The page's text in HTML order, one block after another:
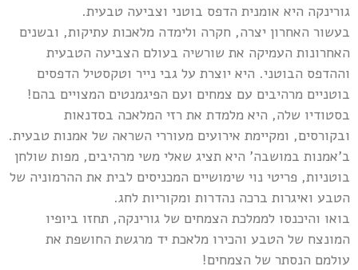
גורינקה היא אומנית הדפס בוטני וצביעה טבעית.
בעשור האחרון יצרה, חקרה ולימדה מלאכות עתיקות, ובשנים
האחרונות העמיקה את שורשיה בעולם הצביעה הטבעית
וההדפס הבוטני. היא יוצרת על גבי נייר וטקסטיל הדפסים
בוטניים מרהיבים עם צמחים ועם הפיגמנטים המצויים בהם!
בסטודיו שלה, היא מלמדת את רזי המלאכה בסדנאות
ובקורסים, ומקיימת אירועים מעוררי השראה של אמנות טבעית.
ב'אמנות במושבה' היא תציג שאלי משי מרהיבים, מפות שולחן
בוטניות, פריטי נוי שימושיים המכניסים לבית את ההרמוניה של
הטבע ואיגרות ברכה נהדרות ומקוריות לחג.
בואו והיכנסו לממלכת הצמחים של גורינקה, תחזו ביופיו
המונצח של הטבע והכירו מלאכת יד מרגשת החושפת את
עולמם הנסתר של הצמחים!